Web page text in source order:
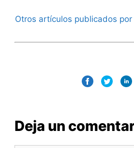
Otros artículos publicados
Deja un